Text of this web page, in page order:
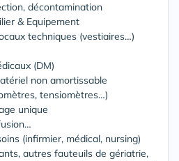
décontamination
& Equipement
techniques (vestiaires…)
(DM)
non amortissable
tensiomètres…)
unique
(infirmier, médical, nursing)
autres fauteuils de gériatrie,